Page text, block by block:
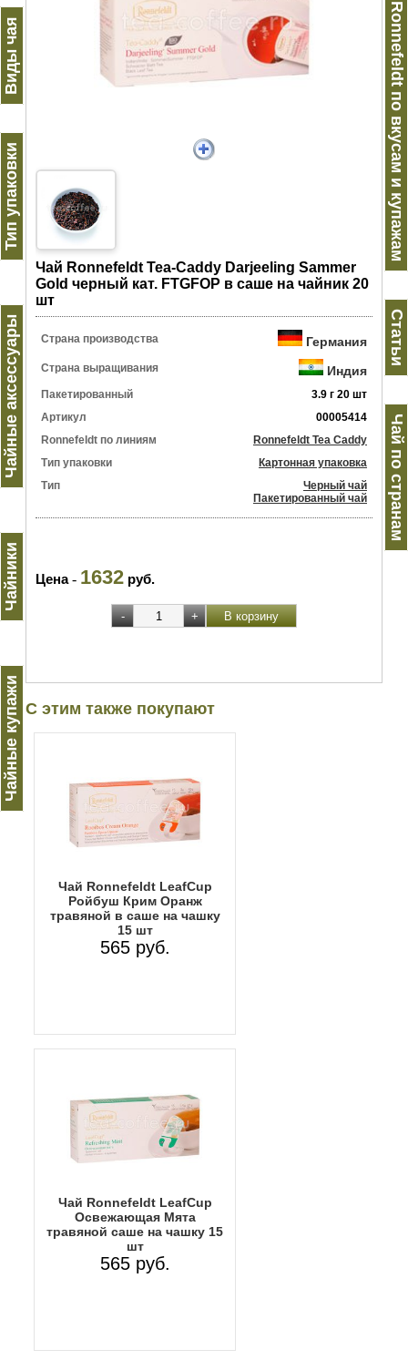
Виды чая
Тип упаковки
Чайные аксессуары
Чайники
Чайные купажи
Чай Ronnefeldt Tea-Caddy Darjeeling Sammer
Gold черный кат. FTGFOP в саше на чайник 20
шт
Страна производства Германия
Страна выращивания Индия
Пакетированный
3.9 г 20 шт
Артикул
00005414
Ronnefeldt по линиям
Ronnefeldt Tea Caddy
Тип упаковки
Картонная упаковка
Тип
Черный чай
Пакетированный чай
Цена- 1632 руб.
С этим также покупают
Чай Ronnefeldt LeafCup
Ройбуш Крим Оранж
травяной в саше на чашку
15 шт
565 руб.
Чай Ronnefeldt LeafCup
Освежающая Мята
травяной саше на чашку 15
шт
565 руб.
Ronnefeldt по вкусам и купажам
Статьи
Чай по странам